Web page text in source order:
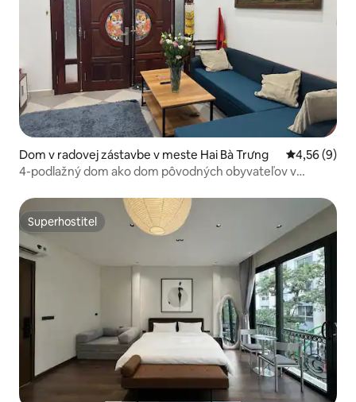
Dom v radovej zástavbe v meste Hai Bà Trưng Priemerné
4,56 (9)
4-podlažný dom ako dom pôvodných obyvateľov v
Superhostiteľ
Superhostiteľ